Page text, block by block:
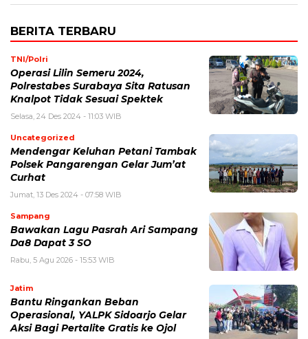
BERITA TERBARU
TNI/Polri
Operasi Lilin Semeru 2024,
Polrestabes Surabaya Sita Ratusan
Knalpot Tidak Sesuai Spektek
Selasa, 24 Des 2024 - 11:03 WIB
Uncategorized
Mendengar Keluhan Petani Tambak
Polsek Pangarengan Gelar Jum’at
Curhat
Jumat, 13 Des 2024 - 07:58 WIB
Sampang
Bawakan Lagu Pasrah Ari Sampang
Da8 Dapat 3 SO
Rabu, 5 Agu 2026 - 15:53 WIB
Jatim
Bantu Ringankan Beban
Operasional, YALPK Sidoarjo Gelar
Aksi Bagi Pertalite Gratis ke Ojol